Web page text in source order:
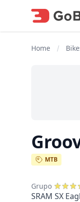
Home
MTB
Grupo
SRAM SX